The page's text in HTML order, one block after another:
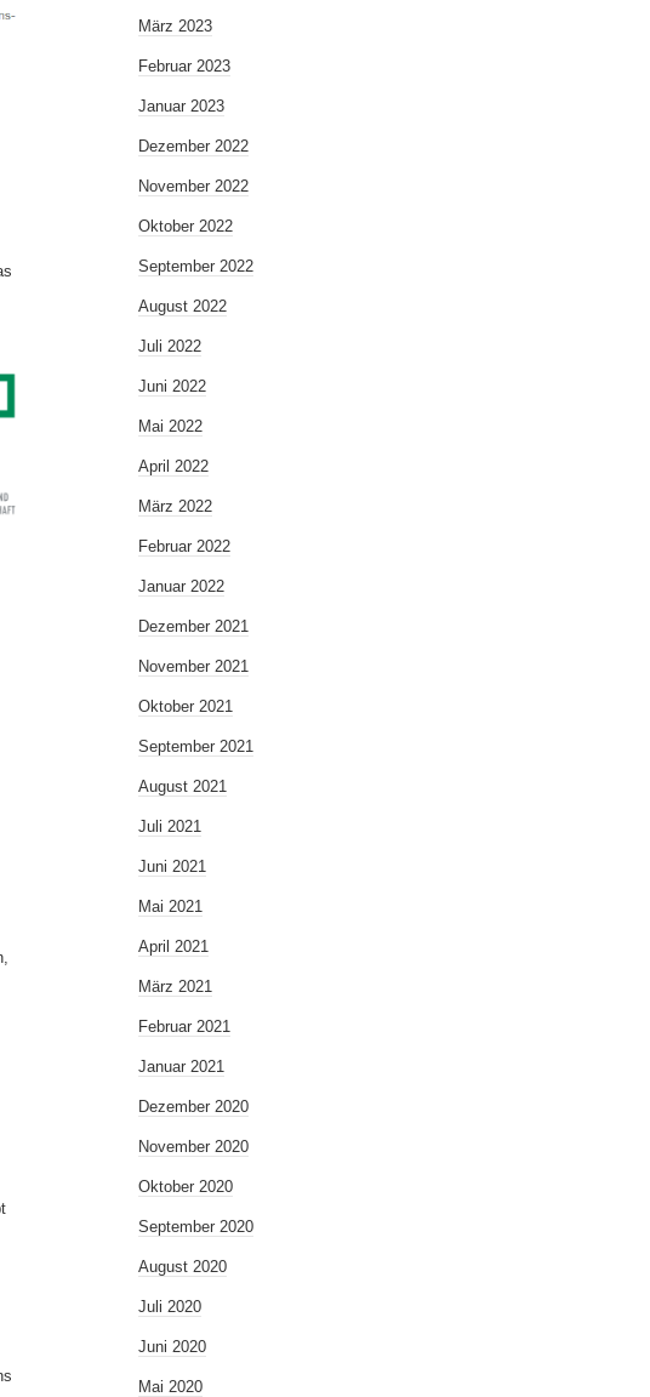
März 2023
Februar 2023
Januar 2023
Dezember 2022
November 2022
Oktober 2022
September 2022
August 2022
Juli 2022
Juni 2022
Mai 2022
April 2022
März 2022
Februar 2022
Januar 2022
Dezember 2021
November 2021
Oktober 2021
September 2021
August 2021
Juli 2021
Juni 2021
Mai 2021
April 2021
März 2021
Februar 2021
Januar 2021
Dezember 2020
November 2020
Oktober 2020
September 2020
August 2020
Juli 2020
Juni 2020
Mai 2020